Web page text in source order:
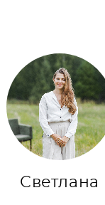
Светлана